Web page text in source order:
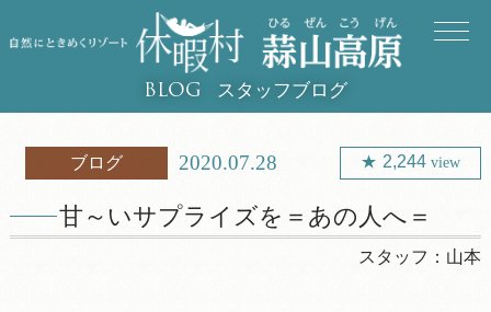
BLOG スタッフブログ
ブログ 2020.07.28 2,244view
甘～いサプライズを＝あの人へ＝
スタッフ： 山本